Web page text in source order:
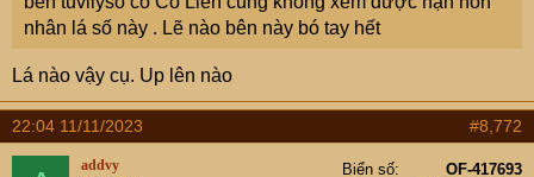
nhân lá số này . Lẽ nào bên này bó tay hết
Lá nào vậy cụ. Up lên nào
22:04 11/11/2023 #8,772
addvy Biển số
OF-417693